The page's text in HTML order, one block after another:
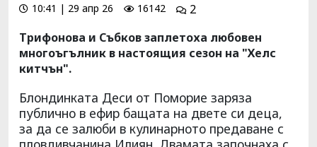
10:41 | 29 апр 26 16142
2
Трифонова и Събков заплетоха любовен
многоъгълник в настоящия сезон на "Хелс
китчън".
Блондинката Деси от Поморие заряза
публично в ефир бащата на двете си деца,
за да се залюби в кулинарното предаване с